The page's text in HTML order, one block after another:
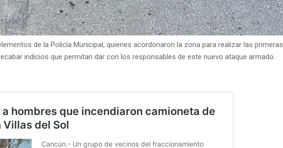
de la Policía Municipal, quienes acordonaron la zona para realizar las primeras
indicios que permitan dar con los responsables de este nuevo ataque armado.